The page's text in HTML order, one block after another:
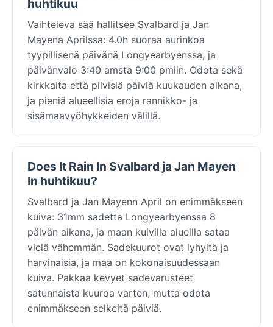
huhtikuu
Vaihteleva sää hallitsee Svalbard ja Jan
Mayena Aprilssa: 4.0h suoraa aurinkoa
tyypillisenä päivänä Longyearbyenssa, ja
päivänvalo 3:40 amsta 9:00 pmiin. Odota sekä
kirkkaita että pilvisiä päiviä kuukauden aikana,
ja pieniä alueellisia eroja rannikko- ja
sisämaavyöhykkeiden välillä.
Does It Rain In Svalbard ja Jan Mayen
In huhtikuu?
Svalbard ja Jan Mayenn April on enimmäkseen
kuiva: 31mm sadetta Longyearbyenssa 8
päivän aikana, ja maan kuivilla alueilla sataa
vielä vähemmän. Sadekuurot ovat lyhyitä ja
harvinaisia, ja maa on kokonaisuudessaan
kuiva. Pakkaa kevyet sadevarusteet
satunnaista kuuroa varten, mutta odota
enimmäkseen selkeitä päiviä.